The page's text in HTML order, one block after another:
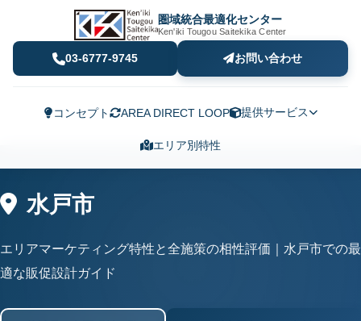
圏域統合最適化センター
Ken'iki Tougou Saitekika Center
03-6777-9745 お問い合わせ
コンセプト AREA DIRECT LOOP 提供サービス
エリア別特性
水戸市
エリアマーケティング特性と全施策の相性評価｜水戸市での最
適な販促設計ガイド